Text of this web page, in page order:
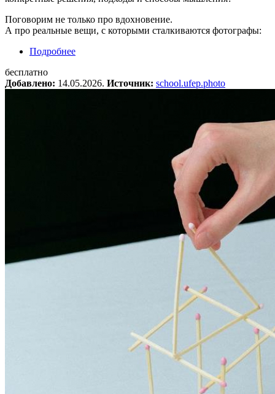
Поговорим не только про вдохновение.
А про реальные вещи, с которыми сталкиваются фотографы:
Подробнее
бесплатно
Добавлено: 14.05.2026. Источник: school.ufep.photo